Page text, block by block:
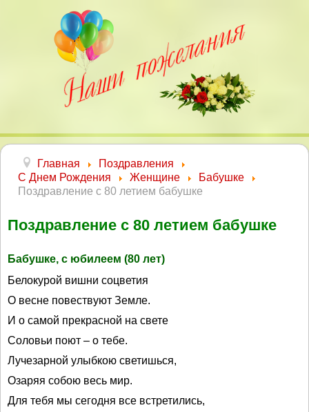
Главная
Поздравления
С Днем Рождения
Женщине
Бабушке
Поздравление с 80 летием бабушке
Поздравление с 80 летием бабушке
Бабушке, с юбилеем (80 лет)
Белокурой вишни соцветия
О весне повествуют Земле.
И о самой прекрасной на свете
Соловьи поют – о тебе.
Лучезарной улыбкою светишься,
Озаряя собою весь мир.
Для тебя мы сегодня все встретились,